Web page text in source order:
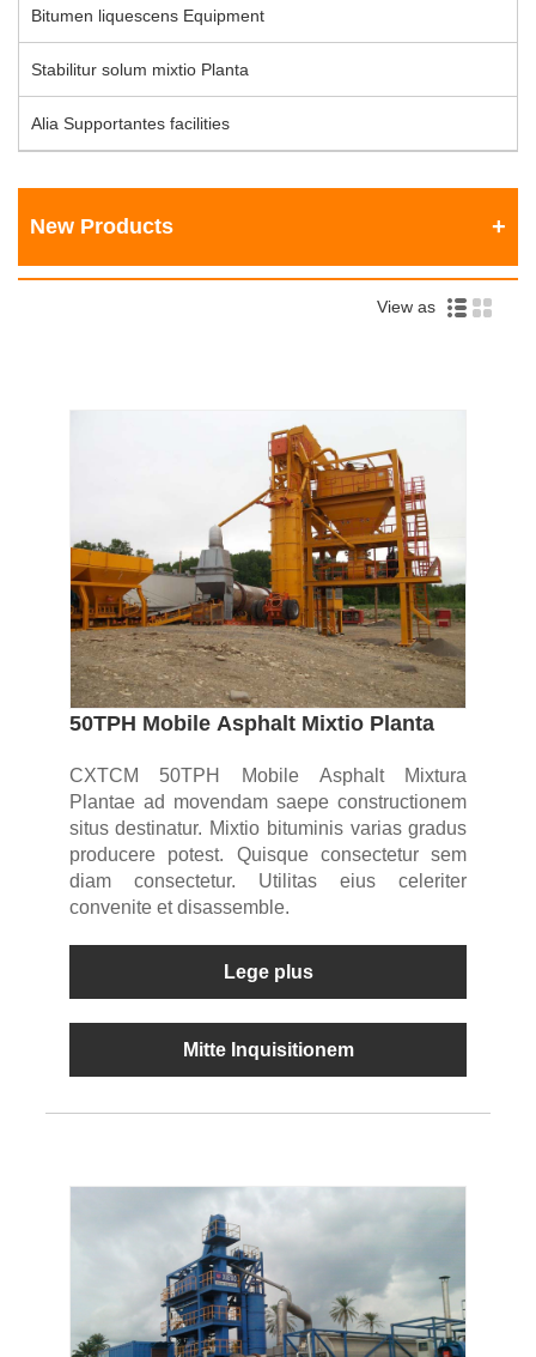
Bitumen liquescens Equipment
Stabilitur solum mixtio Planta
Alia Supportantes facilities
New Products
View as
50TPH Mobile Asphalt Mixtio Planta
CXTCM 50TPH Mobile Asphalt Mixtura
Plantae ad movendam saepe constructionem
situs destinatur. Mixtio bituminis varias gradus
producere potest. Quisque consectetur sem
diam consectetur. Utilitas eius celeriter
convenite et disassemble.
Lege plus
Mitte Inquisitionem